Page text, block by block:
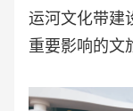
运河文化带建
重要影响的文